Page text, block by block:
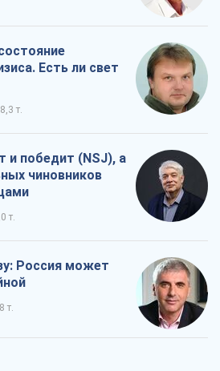
Есть ли свет
8,3 т.
и победит (NSJ), а
чиновников
т.
Россия может
т.